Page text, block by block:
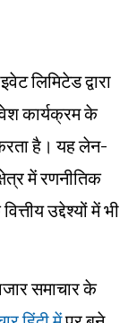
लिमिटेड द्वारा
कार्यक्रम के
है। यह लेन-
में रणनीतिक
उद्देश्यों में भी
समाचार के